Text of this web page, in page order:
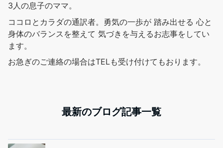
3人の息子のママ。
ココロとカラダの通訳者。勇気の一歩が 踏み出せる 心と
身体のバランスを整えて 気づきを与えるお志事をしてい
ます。
お急ぎのご連絡の場合はTELも受け付けてもおります。
最新のブログ記事一覧